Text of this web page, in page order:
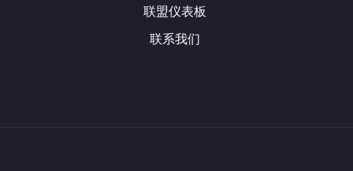
联盟仪表板
联系我们